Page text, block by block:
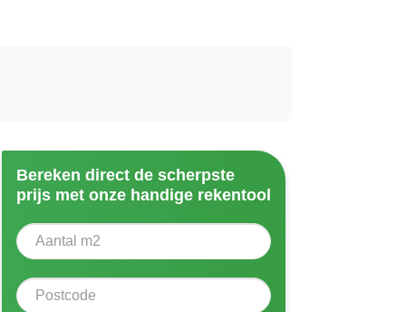
Bereken direct de scherpste
prijs met onze handige rekentool
Aantal vierkante meter
Postcode